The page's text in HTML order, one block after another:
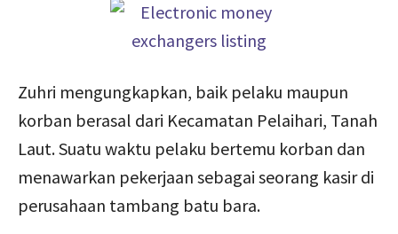
Zuhri mengungkapkan, baik pelaku maupun
korban berasal dari Kecamatan Pelaihari, Tanah
Laut. Suatu waktu pelaku bertemu korban dan
menawarkan pekerjaan sebagai seorang kasir di
perusahaan tambang batu bara.